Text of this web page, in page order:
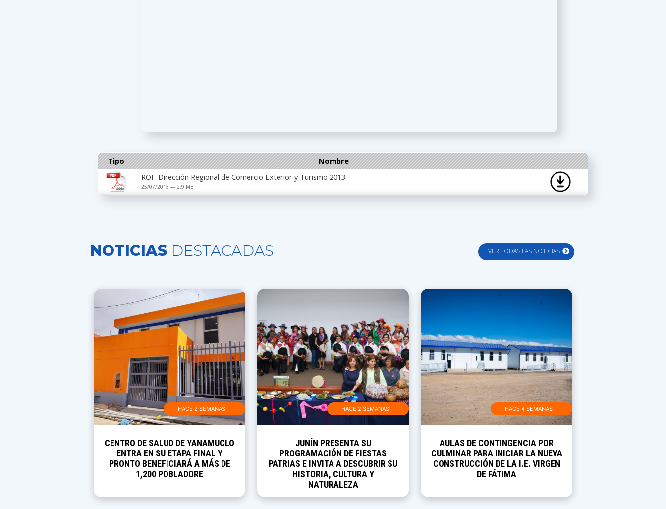
Tipo
Nombre
ROF-Dirección Regional de Comercio Exterior y Turismo 2013
25/07/2015 — 2.9 MB
VER TODAS LAS NOTICIAS
NOTICIAS DESTACADAS
≡ HACE 2 SEMANAS
CENTRO DE SALUD DE YANAMUCLO
ENTRA EN SU ETAPA FINAL Y
PRONTO BENEFICIARÁ A MÁS DE
1,200 POBLADORE
≡ HACE 2 SEMANAS
JUNÍN PRESENTA SU
PROGRAMACIÓN DE FIESTAS
PATRIAS E INVITA A DESCUBRIR SU
HISTORIA, CULTURA Y
NATURALEZA
≡ HACE 4 SEMANAS
AULAS DE CONTINGENCIA POR
CULMINAR PARA INICIAR LA NUEVA
CONSTRUCCIÓN DE LA I.E. VIRGEN
DE FÁTIMA